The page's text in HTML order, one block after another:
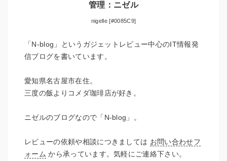
管理：ニゼル
nigelle [#0085C9]
「N-blog」というガジェットレビュー中心のIT情報発
信ブログを書いています。
愛知県名古屋市在住。
三度の飯よりコメダ珈琲店が好き。
ニゼルのブログなので「N-blog」。
レビューの依頼や相談につきましては お問い合わせフ
ォーム から承っています。気軽にご連絡下さい。